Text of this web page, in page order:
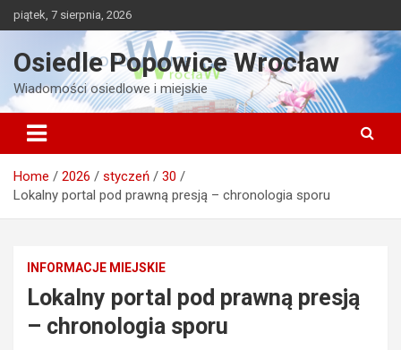
Skip
to
piątek, 7 sierpnia, 2026
Osiedle Popowice Wrocław
Wiadomości osiedlowe i miejskie
Home 2026 styczeń
30
Lokalny portal pod prawną presją – chronologia sporu
INFORMACJE MIEJSKIE
Lokalny portal pod prawną presją
– chronologia sporu